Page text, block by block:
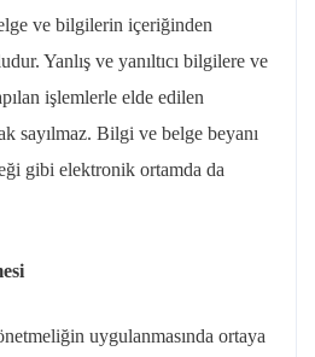
ve bilgilerin içeriğinden
Yanlış ve yanıltıcı bilgilere ve
işlemlerle elde edilen
sayılmaz. Bilgi ve belge beyanı
gibi elektronik ortamda da
uygulanmasında ortaya